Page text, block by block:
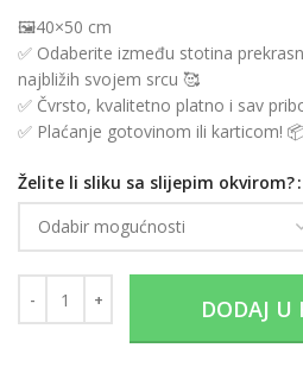
🖼️40×50 cm
✅ Odaberite između stotina
najbližih svojem srcu 🥰
✅ Čvrsto, kvalitetno platno i sav
✅ Plaćanje gotovinom ili karticom!
Želite li sliku sa slijepim okvirom?
DODAJ U